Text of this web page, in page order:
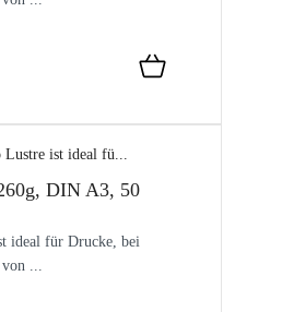
DIN A3, 50
ideal für Drucke, bei
...